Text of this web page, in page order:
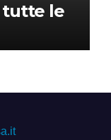
tutte le